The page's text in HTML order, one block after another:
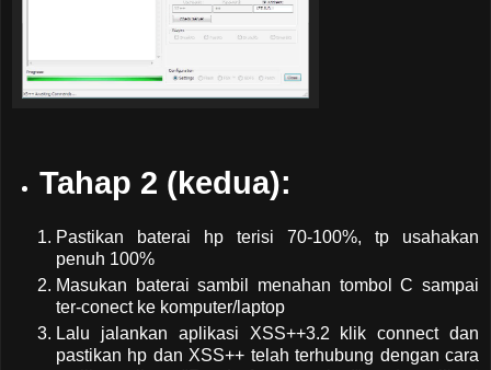
Tahap 2 (kedua):
Pastikan baterai hp terisi 70-100%, tp usahakan
penuh 100%
Masukan baterai sambil menahan tombol C sampai
ter-conect ke komputer/laptop
Lalu jalankan aplikasi XSS++3.2 klik connect dan
pastikan hp dan XSS++ telah terhubung dengan cara